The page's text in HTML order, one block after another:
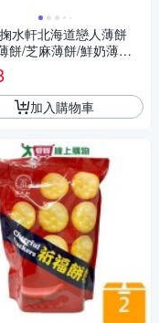
掬水軒北海道戀人薄餅
餅/芝麻薄餅/鮮奶薄餅)
袋)【愛買】
加入購物車